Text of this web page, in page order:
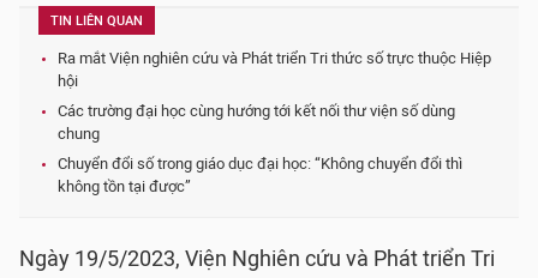
TIN LIÊN QUAN
Ra mắt Viện nghiên cứu và Phát triển Tri thức số trực thuộc Hiệp
hội
Các trường đại học cùng hướng tới kết nối thư viện số dùng
chung
Chuyển đổi số trong giáo dục đại học: “Không chuyển đổi thì
không tồn tại được”
Ngày 19/5/2023, Viện Nghiên cứu và Phát triển Tri